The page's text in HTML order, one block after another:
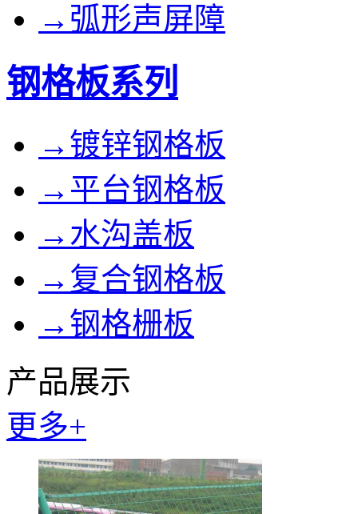
→弧形声屏障
钢格板系列
→镀锌钢格板
→平台钢格板
→水沟盖板
→复合钢格板
→钢格栅板
产品展示
更多+